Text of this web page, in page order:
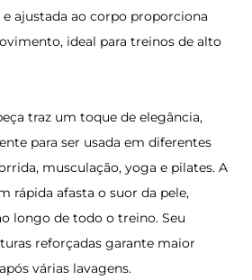
ajustada ao corpo proporciona
ideal para treinos de alto
traz um toque de elegância,
para ser usada em diferentes
musculação, yoga e pilates. A
rápida afasta o suor da pele,
longo de todo o treino. Seu
reforçadas garante maior
várias lavagens.